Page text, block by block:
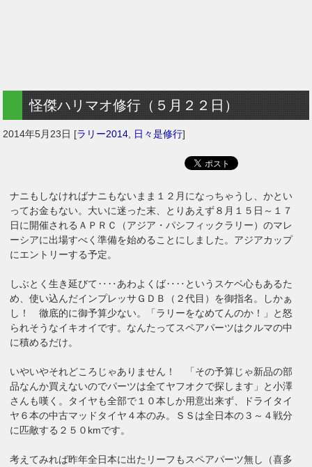
怪傑ハリマオ修行（５月２２日）
2014年5月23日 [ラリー2014 日々是修行]
ナニもしなければナニもないまま１２月になっちゃうし、かとい
ってお金もない。大いに迷った末、とりあえず８月１５日～１７
日に開催されるＡＰＲＣ（アジア・パシフィックラリー）のマレ
ーシアに出場すべく準備を始めることにしました。アジアカップ
にエントリーする予定。
しぶとく生き延びて‥‥あわよくば‥‥というスケベ心もあるた
め、使い込んだインプレッサＧＤＢ（２代目）を御指名。しかぁ
し！ 徹底的に御予算少ない。「ラリーをなめてんのか！」と怒
られそうなイキオイです。なんたってスペアパーツはクルマの中
に積めるだけ。
いやいやそれどころじゃありません！ 「その予算じゃ新品の部
品なんか買えないのでパーツは全てヤフオクで探します」と小澤
さんも嘆く。タイヤも全部で１０本しか用意出来ず、ドライタイ
ヤ６本の中古マッドタイヤ４本のみ。ＳＳは全日本の３～４戦分
に匹敵する２５０kmです。
考えてみれば昨年全日本に出たリーフもスペアパーツ無し（喜多